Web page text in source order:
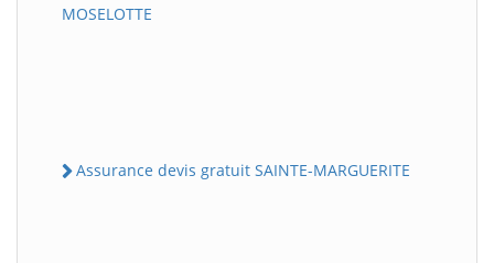
MOSELOTTE
Assurance devis gratuit SAINTE-MARGUERITE